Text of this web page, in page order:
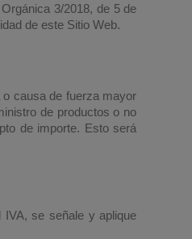
3/2018, de 5 de
de este Sitio Web.
causa de fuerza mayor
de productos o no
de importe. Esto será
se señale y aplique